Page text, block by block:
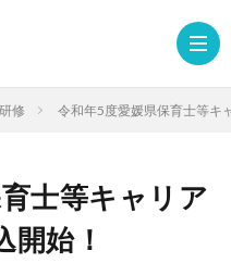
修 令和年5度愛媛県保育士等キ
士等キャリア
開始！